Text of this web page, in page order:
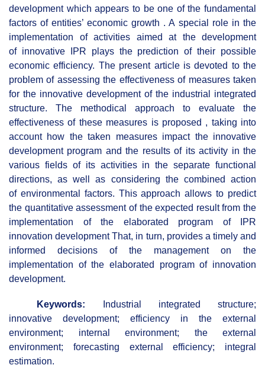
development which appears to be one of the fundamental
factors of entities’ economic growth . A special role in the
implementation of activities aimed at the development
of innovative IPR plays the prediction of their possible
economic efficiency. The present article is devoted to the
problem of assessing the effectiveness of measures taken
for the innovative development of the industrial integrated
structure. The methodical approach to evaluate the
effectiveness of these measures is proposed , taking into
account how the taken measures impact the innovative
development program and the results of its activity in the
various fields of its activities in the separate functional
directions, as well as considering the combined action
of environmental factors. This approach allows to predict
the quantitative assessment of the expected result from the
implementation of the elaborated program of IPR
innovation development That, in turn, provides a timely and
informed decisions of the management on the
implementation of the elaborated program of innovation
development.
Keywords: Industrial integrated structure;
innovative development; efficiency in the external
environment; internal environment; the external
environment; forecasting external efficiency; integral
estimation.